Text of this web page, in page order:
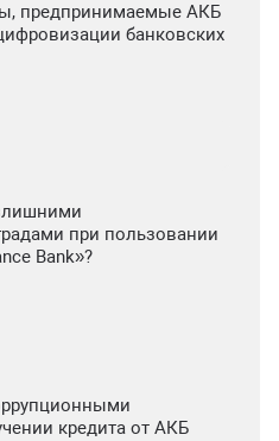
предпринимаемые АКБ
банковских
при пользовании
Bank»?
кредита от АКБ